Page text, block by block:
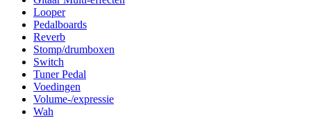
Looper
Pedalboards
Reverb
Stomp/drumboxen
Switch
Tuner Pedal
Voedingen
Volume-/expressie
Wah